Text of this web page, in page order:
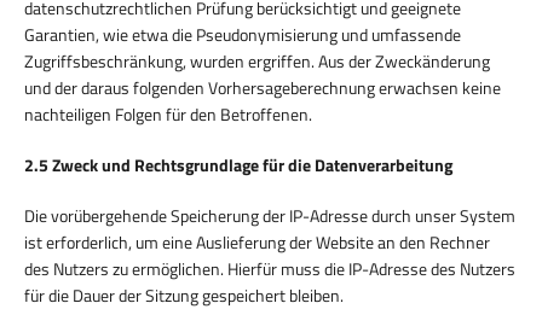
datenschutzrechtlichen Prüfung berücksichtigt und geeignete
Garantien, wie etwa die Pseudonymisierung und umfassende
Zugriffsbeschränkung, wurden ergriffen. Aus der Zweckänderung
und der daraus folgenden Vorhersageberechnung erwachsen keine
nachteiligen Folgen für den Betroffenen.
2.5 Zweck und Rechtsgrundlage für die Datenverarbeitung
Die vorübergehende Speicherung der IP-Adresse durch unser System
ist erforderlich, um eine Auslieferung der Website an den Rechner
des Nutzers zu ermöglichen. Hierfür muss die IP-Adresse des Nutzers
für die Dauer der Sitzung gespeichert bleiben.